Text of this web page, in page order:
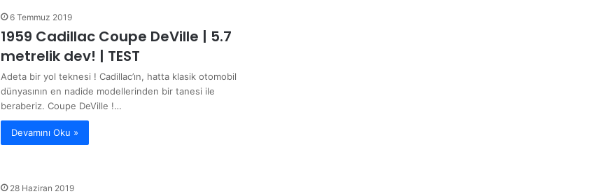
6 Temmuz 2019
1959 Cadillac Coupe DeVille | 5.7
metrelik dev! | TEST
Adeta bir yol teknesi ! Cadillac’ın, hatta klasik otomobil
dünyasının en nadide modellerinden bir tanesi ile
beraberiz. Coupe DeVille !…
Devamını Oku »
28 Haziran 2019